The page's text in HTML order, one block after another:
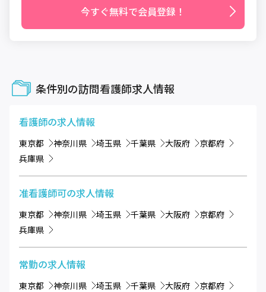
今すぐ無料で会員登録！
条件別の訪問看護師求人情報
看護師の求人情報
東京都 神奈川県 埼玉県 千葉県 大阪府
京都府
兵庫県
准看護師可の求人情報
東京都 神奈川県 埼玉県 千葉県 大阪府
京都府
兵庫県
常勤の求人情報
東京都 神奈川県 埼玉県 千葉県 大阪府
京都府